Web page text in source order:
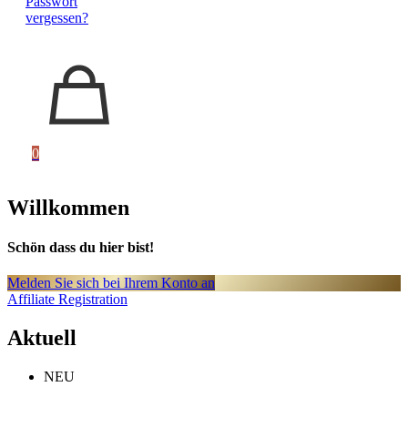
vergessen?
0
Willkommen
Schön dass du hier bist!
Melden Sie sich bei Ihrem Konto an
Affiliate Registration
Aktuell
NEU